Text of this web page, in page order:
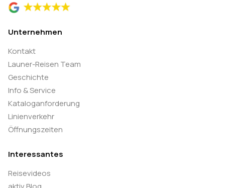
Unternehmen
Kontakt
Launer-Reisen Team
Geschichte
Info & Service
Kataloganforderung
Linienverkehr
Öffnungszeiten
Interessantes
Reisevideos